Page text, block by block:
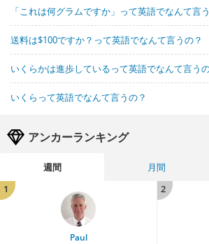
「これは何グラムですか」って英語でなんて言
送料は$100ですか？って英語でなんて言うの？
いくらかは進歩しているって英語でなんて言う
いくらって英語でなんて言うの？
アンカーランキング
週間 月間
1
Paul
2